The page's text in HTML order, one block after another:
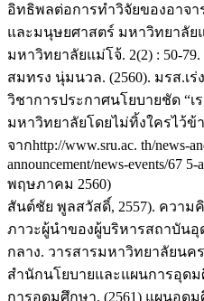
อิทธิพลต่อการทำวิจัยของอาจา
และมนุษยศาสตร์ มหาวิทยาลัย
มหาวิทยาลัยแม่โจ้. 2(2) : 50-79.
สมทรง นุ่มนวล. (2560). มรส.เ
วิชาการประกาศนโยบายชัด “เ
มหาวิทยาลัยโดยไม่ทิ้งใครไว้ข้
จากhttp://www.sru.ac. th/news-
announcement/news-events/67
พฤษภาคม 2560)
สันต์ชัย พูลสวัสดิ์, 2557). ควา
ภาวะผู้นำของผู้บริหารสถาบัน
กลาง. วารสารมหาวิทยาลัยนคร
สำนักนโยบายและแผนการอุด
การอุดมศึกษา. (2561) แผนอุด